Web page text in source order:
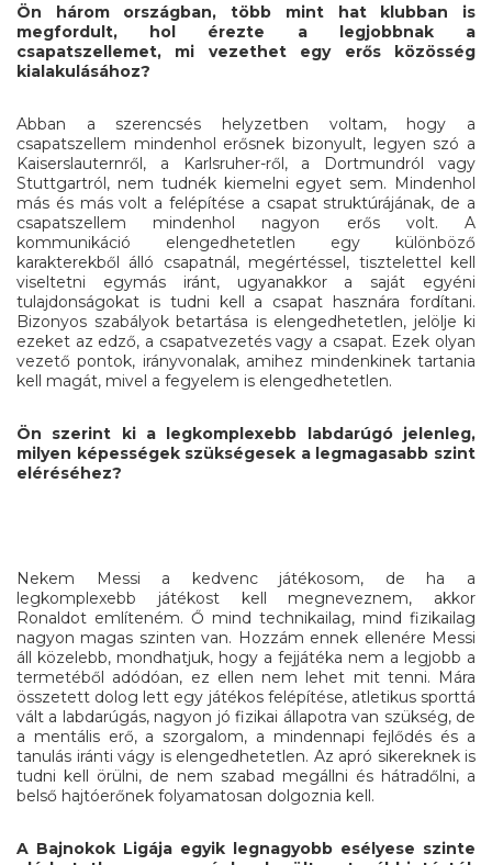
Ön három országban, több mint hat klubban is
megfordult, hol érezte a legjobbnak a
csapatszellemet, mi vezethet egy erős közösség
kialakulásához?
Abban a szerencsés helyzetben voltam, hogy a
csapatszellem mindenhol erősnek bizonyult, legyen szó a
Kaiserslauternről, a Karlsruher-ről, a Dortmundról vagy
Stuttgartról, nem tudnék kiemelni egyet sem. Mindenhol
más és más volt a felépítése a csapat struktúrájának, de a
csapatszellem mindenhol nagyon erős volt. A
kommunikáció elengedhetetlen egy különböző
karakterekből álló csapatnál, megértéssel, tisztelettel kell
viseltetni egymás iránt, ugyanakkor a saját egyéni
tulajdonságokat is tudni kell a csapat hasznára fordítani.
Bizonyos szabályok betartása is elengedhetetlen, jelölje ki
ezeket az edző, a csapatvezetés vagy a csapat. Ezek olyan
vezető pontok, irányvonalak, amihez mindenkinek tartania
kell magát, mivel a fegyelem is elengedhetetlen.
Ön szerint ki a legkomplexebb labdarúgó jelenleg,
milyen képességek szükségesek a legmagasabb szint
eléréséhez?
Nekem Messi a kedvenc játékosom, de ha a
legkomplexebb játékost kell megneveznem, akkor
Ronaldot említeném. Ő mind technikailag, mind fizikailag
nagyon magas szinten van. Hozzám ennek ellenére Messi
áll közelebb, mondhatjuk, hogy a fejjátéka nem a legjobb a
termetéből adódóan, ez ellen nem lehet mit tenni. Mára
összetett dolog lett egy játékos felépítése, atletikus sporttá
vált a labdarúgás, nagyon jó fizikai állapotra van szükség, de
a mentális erő, a szorgalom, a mindennapi fejlődés és a
tanulás iránti vágy is elengedhetetlen. Az apró sikereknek is
tudni kell örülni, de nem szabad megállni és hátradőlni, a
belső hajtóerőnek folyamatosan dolgoznia kell.
A Bajnokok Ligája egyik legnagyobb esélyese szinte